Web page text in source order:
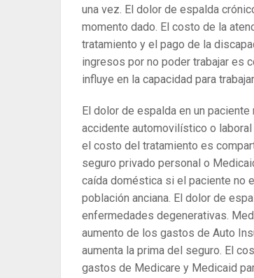
una vez. El dolor de espalda
momento dado. El costo de la
tratamiento y el pago de la
ingresos por no poder trabajar es
influye en la capacidad para
El dolor de espalda en un
accidente automovilístico o
el costo del tratamiento es
seguro privado personal o
caída doméstica si el paciente no
población anciana. El dolor de
enfermedades degenerativas.
aumento de los gastos de Auto
aumenta la prima del seguro. El
gastos de Medicare y Medicaid